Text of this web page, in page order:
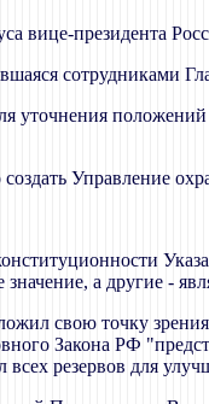
вице-президента
сотрудниками
уточнения
Управление
а другие -
свою точку
Закона РФ
всех резервов для